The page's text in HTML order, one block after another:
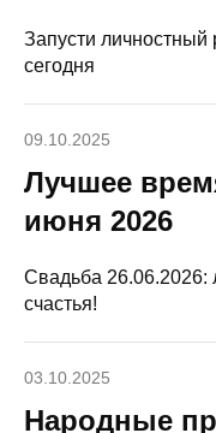
Запусти личностный
сегодня
09.10.2025
Лучшее
июня 2026
Свадьба 26.06.2026:
счастья!
03.10.2025
Народные